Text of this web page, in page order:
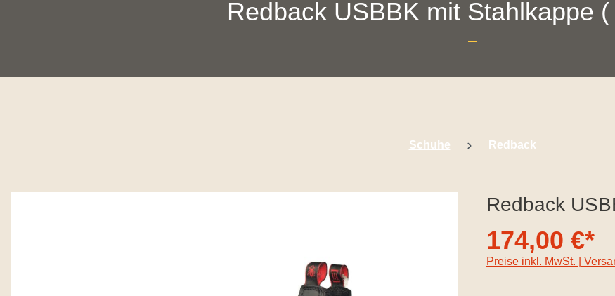
Redback USBBK mit Stahlkappe
Schuhe Redback
Redback
174,00 €*
Preise inkl. MwSt. |